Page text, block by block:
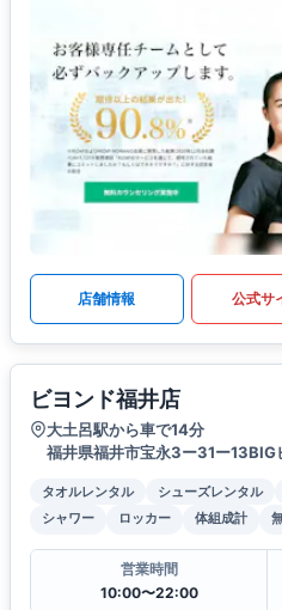
店舗情報 公式サ
ビヨンド福井店
大土呂駅から車で14分
福井県福井市宝永3ー31ー13BIG
タオルレンタル シューズレンタル
シャワー
ロッカー 体組成計
営業時間
10:00〜22:00